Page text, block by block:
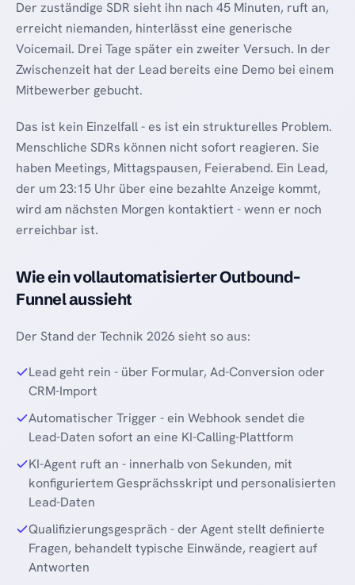
Der zuständige SDR sieht ihn nach 45 Minuten, ruft an,
erreicht niemanden, hinterlässt eine generische
Voicemail. Drei Tage später ein zweiter Versuch. In der
Zwischenzeit hat der Lead bereits eine Demo bei einem
Mitbewerber gebucht.
Das ist kein Einzelfall - es ist ein strukturelles Problem.
Menschliche SDRs können nicht sofort reagieren. Sie
haben Meetings, Mittagspausen, Feierabend. Ein Lead,
der um 23:15 Uhr über eine bezahlte Anzeige kommt,
wird am nächsten Morgen kontaktiert - wenn er noch
erreichbar ist.
Wie ein vollautomatisierter Outbound-
Funnel aussieht
Der Stand der Technik 2026 sieht so aus:
Lead geht rein - über Formular, Ad-Conversion oder
CRM-Import
Automatischer Trigger - ein Webhook sendet die
Lead-Daten sofort an eine KI-Calling-Plattform
KI-Agent ruft an - innerhalb von Sekunden, mit
konfiguriertem Gesprächsskript und personalisierten
Lead-Daten
Qualifizierungsgespräch - der Agent stellt definierte
Fragen, behandelt typische Einwände, reagiert auf
Antworten